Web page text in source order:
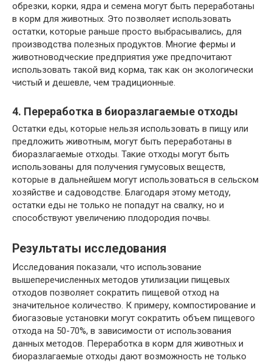
обрезки, корки, ядра и семена могут быть переработаны
в корм для животных. Это позволяет использовать
остатки, которые раньше просто выбрасывались, для
производства полезных продуктов. Многие фермы и
животноводческие предприятия уже предпочитают
использовать такой вид корма, так как он экологически
чистый и дешевле, чем традиционные.
4. Переработка в биоразлагаемые отходы
Остатки еды, которые нельзя использовать в пищу или
предложить животным, могут быть переработаны в
биоразлагаемые отходы. Такие отходы могут быть
использованы для получения гумусовых веществ,
которые в дальнейшем могут использоваться в сельском
хозяйстве и садоводстве. Благодаря этому методу,
остатки еды не только не попадут на свалку, но и
способствуют увеличению плодородия почвы.
Результаты исследования
Исследования показали, что использование
вышеперечисленных методов утилизации пищевых
отходов позволяет сократить пищевой отход на
значительное количество. К примеру, компостирование и
биогазовые установки могут сократить объем пищевого
отхода на 50-70%, в зависимости от использования
данных методов. Переработка в корм для животных и
биоразлагаемые отходы дают возможность не только